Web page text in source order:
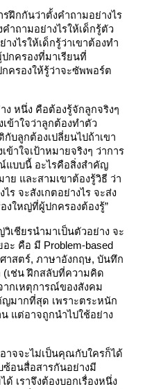
รฝึกกันว่าตั้งคำถามอย่างไร
ำถามอย่างไรให้เด็กรู้ตัว
งไรให้เด็กรู้ว่าเขาต้องทำ
กครองที่มาเรียนที่
กครองให้รู้ว่าจะซัพพอร์ต
ง หนึ่ง คือต้องรู้จักลูกจริงๆ
ข้าใจว่าลูกต้องทำตัว
บลูกต้องเปลี่ยนไปถ้าเขา
ข้าใจเป้าหมายจริงๆ ว่าการ
แบบนี้ อะไรคือสิ่งสำคัญ
ย และสามเขาต้องรู้วิธี ว่า
ร จะสังเกตอย่างไร จะส่ง
งใหญ่ที่ผู้ปกครองต้องรู้”
เชียรนำมาเป็นตัวอย่าง จะ
ะ คือ มี Problem-based
าสตร์, ภาษาอังกฤษ, บันทึก
เช่น ฝึกสลับที่ความคิด
ากเหตุการณ์ของสังคม
ญมากที่สุด เพราะตระหนัก
แต่อาจถูกนำไปใช้อย่าง
าจจะไม่เป็นคุณกับใครก็ได้
อนสื่อสารกันอย่างมี
เราจึงต้องบอกเรื่องหนึ่ง